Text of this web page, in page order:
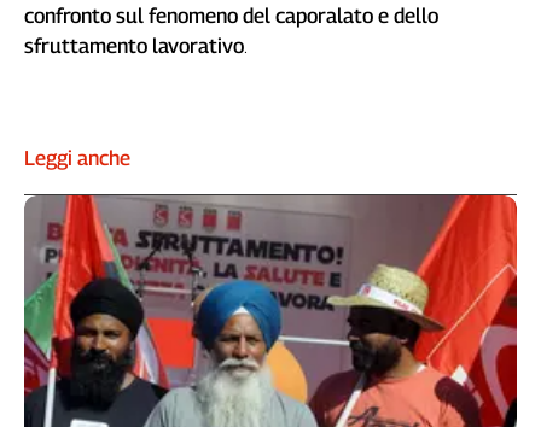
di
Genova,
120
anni
Collettiva
Academy
Collettiva
Play
Rubriche
Collettiva
confronto sul fenomeno del caporalato e dello
sfruttamento lavorativo.
Leggi anche